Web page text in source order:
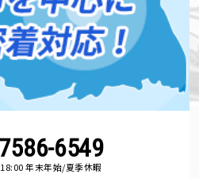
6549
年末年始/夏季休暇